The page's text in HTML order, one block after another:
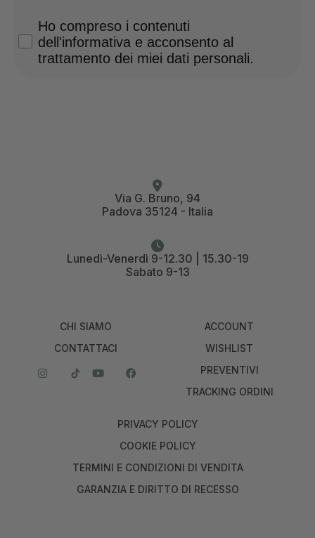
Privacy Policy
Ho compreso i contenuti
dell'informativa e acconsento al
trattamento dei miei dati personali.
Via G. Bruno, 94
Padova 35124 - Italia
Lunedì-Venerdì 9-12.30 | 15.30-19
Sabato 9-13
CHI SIAMO
CONTATTACI
ACCOUNT
WISHLIST
PREVENTIVI
TRACKING ORDINI
PRIVACY POLICY
COOKIE POLICY
TERMINI E CONDIZIONI DI VENDITA
GARANZIA E DIRITTO DI RECESSO